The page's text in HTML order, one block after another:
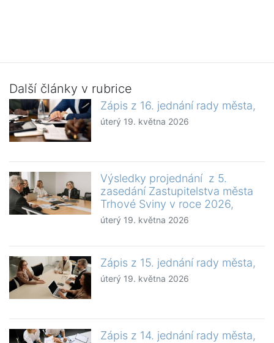
Další články v rubrice
Zápis z 16. jednání rady města,
úterý 19. května 2026
Výsledky projednání z 5.
zasedání Zastupitelstva města
Trhové Sviny v roce 2026,
úterý 19. května 2026
Zápis z 15. jednání rady města,
úterý 19. května 2026
Zápis z 14. jednání rady města,